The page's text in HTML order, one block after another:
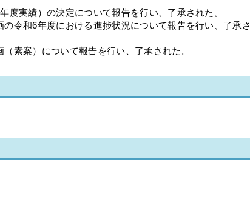
度実績）の決定について報告を行い、了承された。
令和6年度における進捗状況について報告を行い、了承さ
素案）について報告を行い、了承された。